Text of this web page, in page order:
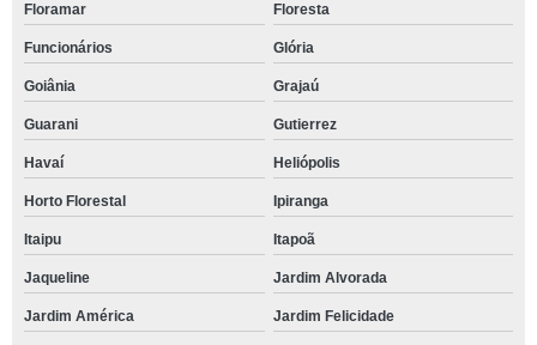
Floramar Floresta
Funcionários Glória
Goiânia Grajaú
Guarani Gutierrez
Havaí Heliópolis
Horto Florestal Ipiranga
Itaipu Itapoã
Jaqueline Jardim Alvorada
Jardim América Jardim Felicidade